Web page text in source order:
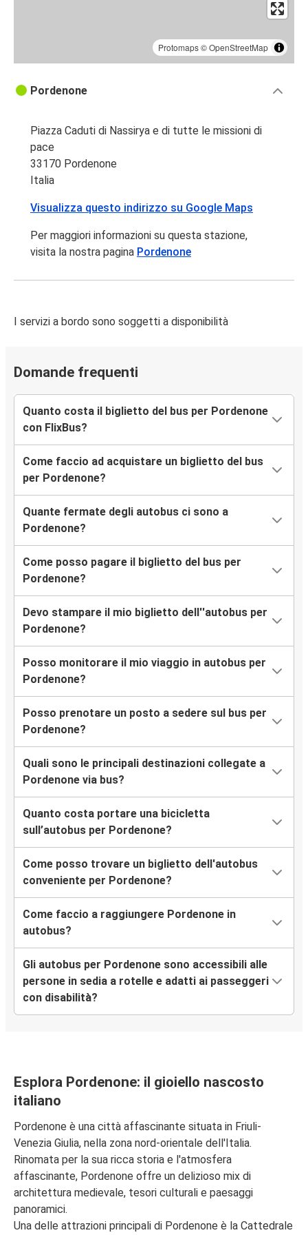
Protomaps©OpenStreetMap
Pordenone
Piazza Caduti di Nassirya e di tutte le missioni di
pace
33170 Pordenone
Italia
Visualizza questo indirizzo su Google Maps
Per maggiori informazioni su questa stazione,
visita la nostra pagina Pordenone
I servizi a bordo sono soggetti a disponibilità
Domande frequenti
Quanto costa il biglietto del bus per Pordenone
con FlixBus?
Come faccio ad acquistare un biglietto del bus
per Pordenone?
Quante fermate degli autobus ci sono a
Pordenone?
Come posso pagare il biglietto del bus per
Pordenone?
Devo stampare il mio biglietto dell''autobus per
Pordenone?
Posso monitorare il mio viaggio in autobus per
Pordenone?
Posso prenotare un posto a sedere sul bus per
Pordenone?
Quali sono le principali destinazioni collegate a
Pordenone via bus?
Quanto costa portare una bicicletta
sull’autobus per Pordenone?
Come posso trovare un biglietto dell'autobus
conveniente per Pordenone?
Come faccio a raggiungere Pordenone in
autobus?
Gli autobus per Pordenone sono accessibili alle
persone in sedia a rotelle e adatti ai passeggeri
con disabilità?
Esplora Pordenone: il gioiello nascosto
italiano
Pordenone è una città affascinante situata in Friuli-
Venezia Giulia, nella zona nord-orientale dell'Italia.
Rinomata per la sua ricca storia e l'atmosfera
affascinante, Pordenone offre un delizioso mix di
architettura medievale, tesori culturali e paesaggi
panoramici.
Una delle attrazioni principali di Pordenone è la Cattedrale